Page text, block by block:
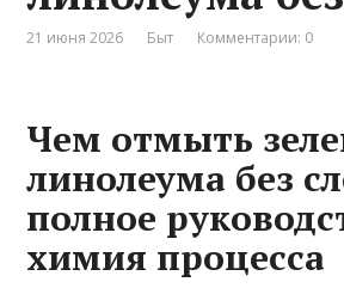
21 июня 2026 Быт Комментарии: 0
Чем отмыть
линолеума без
полное
химия процесса